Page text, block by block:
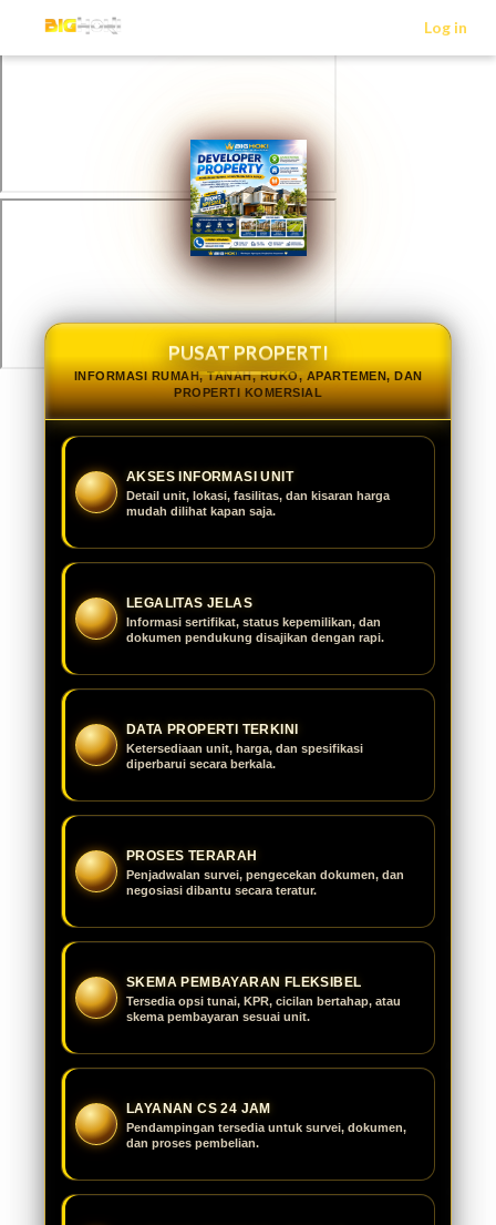
Log in
PUSAT PROPERTI
INFORMASI RUMAH, TANAH, RUKO, APARTEMEN, DAN
PROPERTI KOMERSIAL
AKSES INFORMASI UNIT
Detail unit, lokasi, fasilitas, dan kisaran harga
mudah dilihat kapan saja.
LEGALITAS JELAS
Informasi sertifikat, status kepemilikan, dan
dokumen pendukung disajikan dengan rapi.
DATA PROPERTI TERKINI
Ketersediaan unit, harga, dan spesifikasi
diperbarui secara berkala.
PROSES TERARAH
Penjadwalan survei, pengecekan dokumen, dan
negosiasi dibantu secara teratur.
SKEMA PEMBAYARAN FLEKSIBEL
Tersedia opsi tunai, KPR, cicilan bertahap, atau
skema pembayaran sesuai unit.
LAYANAN CS 24 JAM
Pendampingan tersedia untuk survei, dokumen,
dan proses pembelian.